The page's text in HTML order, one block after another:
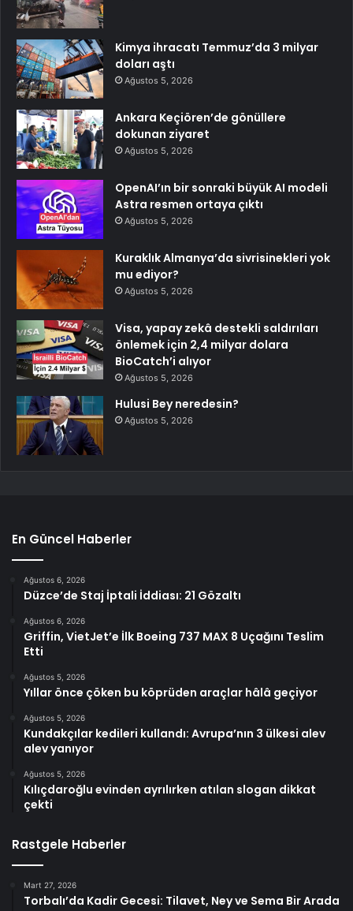
Kimya ihracatı Temmuz’da 3 milyar
doları aştı
Ağustos 5, 2026
Ankara Keçiören’de gönüllere
dokunan ziyaret
Ağustos 5, 2026
OpenAI’ın bir sonraki büyük AI modeli
Astra resmen ortaya çıktı
Ağustos 5, 2026
Kuraklık Almanya’da sivrisinekleri yok
mu ediyor?
Ağustos 5, 2026
Visa, yapay zekâ destekli saldırıları
önlemek için 2,4 milyar dolara
BioCatch’i alıyor
Ağustos 5, 2026
Hulusi Bey neredesin?
Ağustos 5, 2026
En Güncel Haberler
Ağustos 6, 2026
Düzce’de Staj İptali İddiası: 21 Gözaltı
Ağustos 6, 2026
Griffin, VietJet’e İlk Boeing 737 MAX 8 Uçağını Teslim
Etti
Ağustos 5, 2026
Yıllar önce çöken bu köprüden araçlar hâlâ geçiyor
Ağustos 5, 2026
Kundakçılar kedileri kullandı: Avrupa’nın 3 ülkesi alev
alev yanıyor
Ağustos 5, 2026
Kılıçdaroğlu evinden ayrılırken atılan slogan dikkat
çekti
Rastgele Haberler
Mart 27, 2026
Torbalı’da Kadir Gecesi: Tilavet, Ney ve Sema Bir Arada